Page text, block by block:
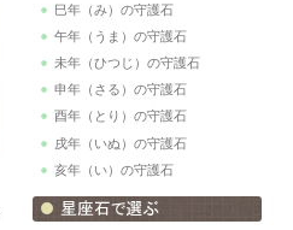
巳年（み）の守護石
午年（うま）の守護石
未年（ひつじ）の守護石
申年（さる）の守護石
酉年（とり）の守護石
戌年（いぬ）の守護石
亥年（い）の守護石